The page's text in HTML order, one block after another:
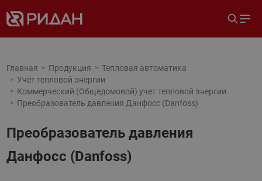
Главная Продукция
Тепловая автоматика
Учёт тепловой энергии
Коммерческий (Общедомовой) учет тепловой энергии
Преобразователь давления Данфосс (Danfoss)
Преобразователь давления
Данфосс (Danfoss)